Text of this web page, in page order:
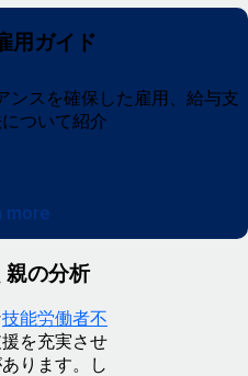
用ガイド
ンスを確保した雇用、給与支
ついて紹介
more
親の分析
技能労働者不
を充実させ
ります。し